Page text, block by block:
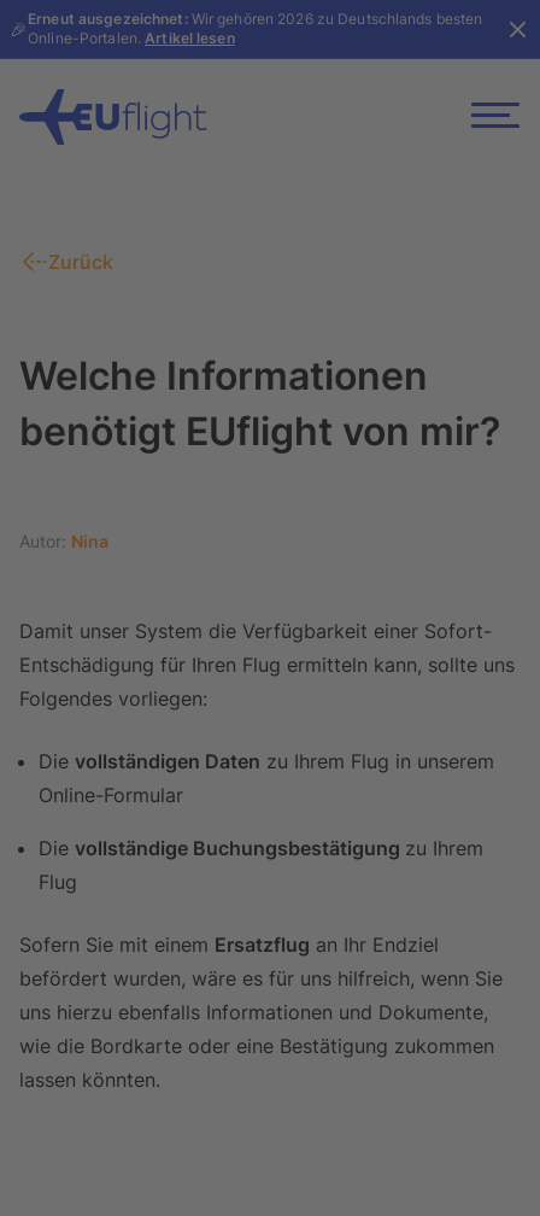
🎉 Erneut ausgezeichnet:Wir gehören 2026 zu Deutschlands besten
Online-Portalen.Artikel lesen
Zurück
Welche Informationen
benötigt EUflight von mir?
Autor: Nina
Damit unser System die Verfügbarkeit einer Sofort-
Entschädigung für Ihren Flug ermitteln kann, sollte uns
Folgendes vorliegen:
Die vollständigen Daten zu Ihrem Flug in unserem
Online-Formular
Die vollständige Buchungsbestätigung zu Ihrem
Flug
Sofern Sie mit einem Ersatzflug an Ihr Endziel
befördert wurden, wäre es für uns hilfreich, wenn Sie
uns hierzu ebenfalls Informationen und Dokumente,
wie die Bordkarte oder eine Bestätigung zukommen
lassen könnten.